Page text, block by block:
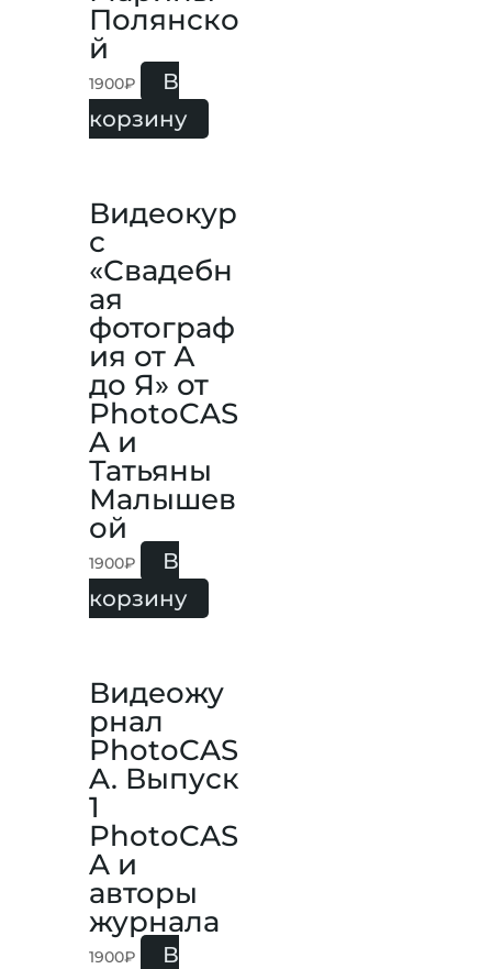
Полянско
й
1900₽
В
корзину
Видеокур
с
«Свадебн
ая
фотограф
ия от А
до Я» от
PhotoCAS
A и
Татьяны
Малышев
ой
1900₽
В
корзину
Видеожу
рнал
PhotoCAS
A. Выпуск
1
PhotoCAS
A и
авторы
журнала
1900₽
В